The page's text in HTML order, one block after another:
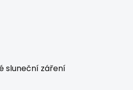
sluneční záření